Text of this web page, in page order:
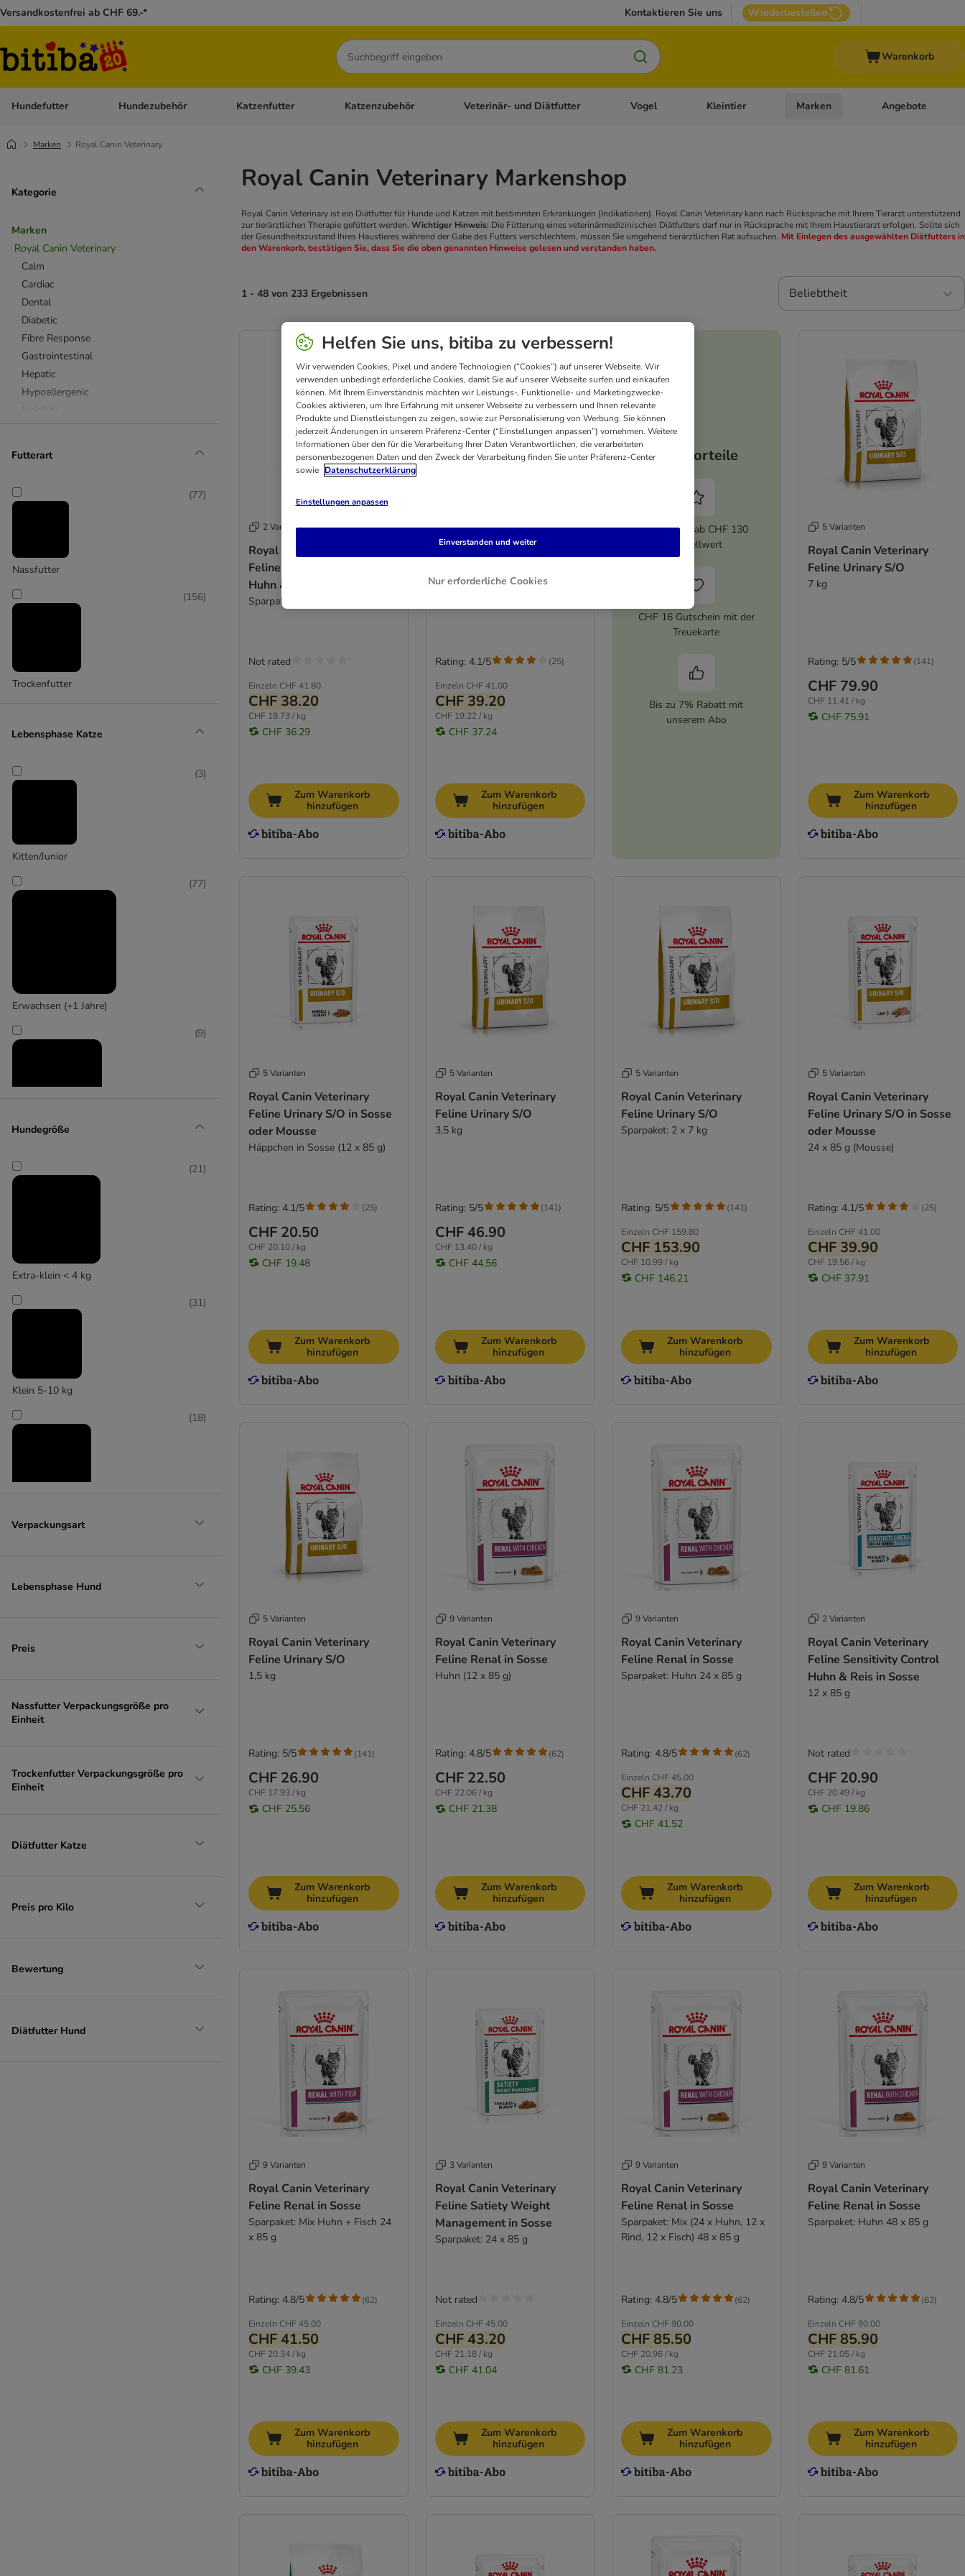
Versandkostenfrei ab CHF 69.-* Kontaktieren Sie uns Wiederbestellen
Suchen
Warenkorb
Hundefutter Kategorie-Menü öffnen: Hundefutter
Hundezubehör Kategorie-Menü öffnen: Hundezubehör
Katzenfutter Kategorie-Menü öffnen: Katzenfutter
Katzenzubehör Kategorie-Menü öffnen: Katzenzubehör
Veterinär- und Diätfutter Kategorie-Menü öffnen: Veterinär- und Diätfutter
Vogel Kategorie-Menü öffnen: Vogel
Kleintier Kategorie-Menü öffnen: Kleintier
Marken Kategorie-Menü
Angebote
Marken Royal Canin Veterinary
Kategorie
Marken
Royal Canin Veterinary
Calm
Cardiac
Dental
Diabetic
Fibre Response
Gastrointestinal
Hepatic
Hypoallergenic
Skin Care
Futterart
Nassfutter
(77)
Trockenfutter
(156)
Lebensphase Katze
Kitten/Junior
(3)
Erwachsen (+1 Jahre)
(77)
(9)
Hundegröße
Extra-klein < 4 kg
(21)
Klein 5-10 kg
(31)
(18)
Extra-groß > 45 kg
Verpackungsart
Lebensphase Hund
Preis
Nassfutter Verpackungsgröße pro
Einheit
Trockenfutter Verpackungsgröße pro
Einheit
Diätfutter Katze
Preis pro Kilo
Bewertung
Diätfutter Hund
Royal Canin Veterinary Markenshop
Royal Canin Veterinary ist ein Diätfutter für Hunde und Katzen mit bestimmten Erkrankungen (Indikationen). Royal Canin Veterinary kann nach Rücksprache mit Ihrem Tierarzt unterstützend
zur tierärztlichen Therapie gefüttert werden. Wichtiger Hinweis: Die Fütterung eines veterinärmedizinischen Diätfutters darf nur in Rücksprache mit Ihrem Haustierarzt erfolgen. Sollte sich
der Gesundheitszustand Ihres Haustieres während der Gabe des Futters verschlechtern, müssen Sie umgehend tierärztlichen Rat aufsuchen. Mit Einlegen des ausgewählten Diätfutters in
den Warenkorb, bestätigen Sie, dass Sie die oben genannten Hinweise gelesen und verstanden haben.
1 - 48 von 233 Ergebnissen Beliebtheit
2 Varianten
Royal Canin Veterinary
Feline Sensitivity Control
Huhn & Reis in Sosse
Sparpaket: 24 x 85 g
Einzeln CHF 41.80
CHF 38.20
CHF 18.73 / kg
CHF 36.29
Not rated
Zum Warenkorb
hinzufügen
5 Varianten
oder Mousse
Einzeln CHF 41.00
CHF 39.20
CHF 19.22 / kg
CHF 37.24
Rating: 4.1/5 (25)
Zum Warenkorb
hinzufügen
Ihre Vorteile
5% Rabatt ab CHF 130
Bestellwert
CHF 16 Gutschein mit der
Treuekarte
Bis zu 7% Rabatt mit
unserem Abo
5 Varianten
Royal Canin Veterinary
Feline Urinary S/O
7 kg
CHF 79.90
CHF 11.41 / kg
CHF 75.91
Rating: 5/5 (141)
Zum Warenkorb
hinzufügen
5 Varianten
Royal Canin Veterinary
Feline Urinary S/O in Sosse
oder Mousse
Häppchen in Sosse (12 x 85 g)
CHF 20.50
CHF 20.10 / kg
CHF 19.48
Rating: 4.1/5 (25)
Zum Warenkorb
hinzufügen
5 Varianten
Royal Canin Veterinary
Feline Urinary S/O
3,5 kg
CHF 46.90
CHF 13.40 / kg
CHF 44.56
Rating: 5/5 (141)
Zum Warenkorb
hinzufügen
5 Varianten
Royal Canin Veterinary
Feline Urinary S/O
Sparpaket: 2 x 7 kg
Einzeln CHF 159.80
CHF 153.90
CHF 10.99 / kg
CHF 146.21
Rating: 5/5 (141)
Zum Warenkorb
hinzufügen
5 Varianten
Royal Canin Veterinary
Feline Urinary S/O in Sosse
oder Mousse
24 x 85 g (Mousse)
Einzeln CHF 41.00
CHF 39.90
CHF 19.56 / kg
CHF 37.91
Rating: 4.1/5 (25)
Zum Warenkorb
hinzufügen
5 Varianten
Royal Canin Veterinary
Feline Urinary S/O
1,5 kg
CHF 26.90
CHF 17.93 / kg
CHF 25.56
Rating: 5/5 (141)
Zum Warenkorb
hinzufügen
9 Varianten
Royal Canin Veterinary
Feline Renal in Sosse
Huhn (12 x 85 g)
CHF 22.50
CHF 22.06 / kg
CHF 21.38
Rating: 4.8/5 (62)
Zum Warenkorb
hinzufügen
9 Varianten
Royal Canin Veterinary
Feline Renal in Sosse
Sparpaket: Huhn 24 x 85 g
Einzeln CHF 45.00
CHF 43.70
CHF 21.42 / kg
CHF 41.52
Rating: 4.8/5 (62)
Zum Warenkorb
hinzufügen
2 Varianten
Royal Canin Veterinary
Feline Sensitivity Control
Huhn & Reis in Sosse
12 x 85 g
CHF 20.90
CHF 20.49 / kg
CHF 19.86
Not rated
Zum Warenkorb
hinzufügen
9 Varianten
Royal Canin Veterinary
Feline Renal in Sosse
Sparpaket: Mix Huhn + Fisch 24
x 85 g
Einzeln CHF 45.00
CHF 41.50
CHF 20.34 / kg
CHF 39.43
Rating: 4.8/5 (62)
Zum Warenkorb
hinzufügen
3 Varianten
Royal Canin Veterinary
Feline Satiety Weight
Management in Sosse
Sparpaket: 24 x 85 g
Einzeln CHF 45.00
CHF 43.20
CHF 21.18 / kg
CHF 41.04
Not rated
Zum Warenkorb
hinzufügen
9 Varianten
Royal Canin Veterinary
Feline Renal in Sosse
Sparpaket: Mix (24 x Huhn, 12 x
Rind, 12 x Fisch) 48 x 85 g
Einzeln CHF 90.00
CHF 85.50
CHF 20.96 / kg
CHF 81.23
Rating: 4.8/5 (62)
Zum Warenkorb
hinzufügen
9 Varianten
Royal Canin Veterinary
Feline Renal in Sosse
Sparpaket: Huhn 48 x 85 g
Einzeln CHF 90.00
CHF 85.90
CHF 21.05 / kg
CHF 81.61
Rating: 4.8/5 (62)
Zum Warenkorb
hinzufügen
Helfen Sie uns, bitiba zu verbessern!
Wir verwenden Cookies, Pixel und andere Technologien (“Cookies”) auf unserer Webseite. Wir
verwenden unbedingt erforderliche Cookies, damit Sie auf unserer Webseite surfen und einkaufen
können. Mit Ihrem Einverständnis möchten wir Leistungs-, Funktionelle- und Marketingzwecke-
Cookies aktivieren, um Ihre Erfahrung mit unserer Webseite zu verbessern und Ihnen relevante
Produkte und Dienstleistungen zu zeigen, sowie zur Personalisierung von Werbung. Sie können
jederzeit Änderungen in unserem Präferenz-Center (“Einstellungen anpassen”) vornehmen. Weitere
Informationen über den für die Verarbeitung Ihrer Daten Verantwortlichen, die verarbeiteten
personenbezogenen Daten und den Zweck der Verarbeitung finden Sie unter Präferenz-Center
sowie Datenschutzerklärung
Einstellungen anpassen
Nur erforderliche Cookies
Einverstanden und weiter